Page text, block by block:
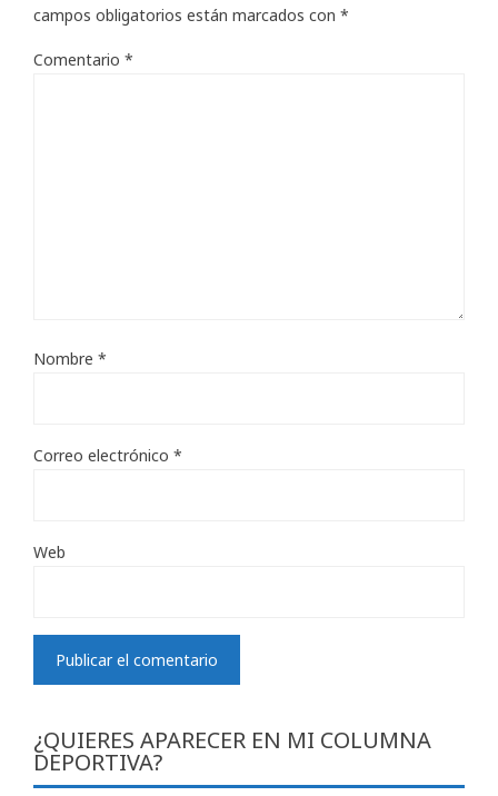
campos obligatorios están marcados con *
Comentario *
Nombre *
Correo electrónico *
Web
¿QUIERES APARECER EN MI COLUMNA
DEPORTIVA?